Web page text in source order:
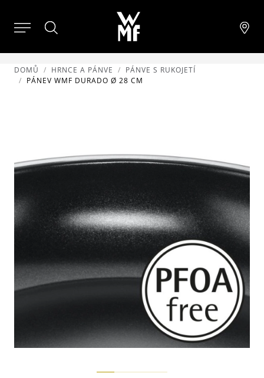
DOMŮ HRNCE A PÁNVE
PÁNVE S RUKOJETÍ
PÁNEV WMF DURADO Ø 28 CM